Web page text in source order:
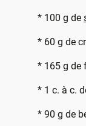
* 100 g de
* 60 g de
* 165 g de
* 1 c. à c.
* 90 g de